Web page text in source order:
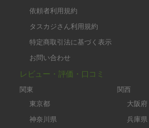
依頼者利用規約
タスカジさん利用規約
特定商取引法に基づく表示
お問い合わせ
レビュー・評価・口コミ
関東
東京都
神奈川県
関西
大阪府
兵庫県